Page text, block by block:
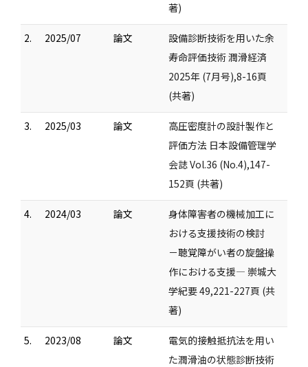
著)
2. 2025/07 論文
設備診断技術を用いた余
寿命評価技術 潤滑経済
2025年 (7月号),8-16頁
(共著)
3. 2025/03 論文
高圧密度計の設計製作と
評価方法 日本設備管理学
会誌 Vol.36 (No.4),147-
152頁 (共著)
4. 2024/03 論文
身体障害者の機械加工に
おける支援技術の検討
－聴覚障がい者の旋盤操
作における支援― 崇城大
学紀要 49,221-227頁 (共
著)
5. 2023/08 論文
電気的接触抵抗法を用い
た潤滑油の状態診断技術